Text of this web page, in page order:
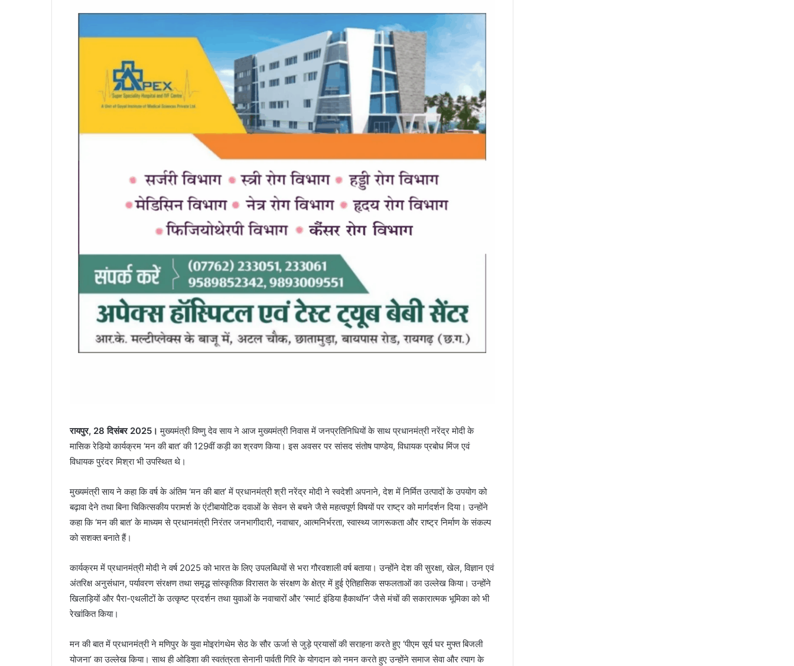
रायपुर, 28 दिसंबर 2025। मुख्यमंत्री विष्णु देव साय ने आज मुख्यमंत्री निवास में जनप्रतिनिधियों के साथ प्रधानमंत्री नरेंद्र मोदी के
मासिक रेडियो कार्यक्रम ‘मन की बात’ की 129वीं कड़ी का श्रवण किया। इस अवसर पर सांसद संतोष पाण्डेय, विधायक प्रबोध मिंज एवं
विधायक पुरंदर मिश्रा भी उपस्थित थे।
मुख्यमंत्री साय ने कहा कि वर्ष के अंतिम ‘मन की बात’ में प्रधानमंत्री श्री नरेंद्र मोदी ने स्वदेशी अपनाने, देश में निर्मित उत्पादों के उपयोग को
बढ़ावा देने तथा बिना चिकित्सकीय परामर्श के एंटीबायोटिक दवाओं के सेवन से बचने जैसे महत्वपूर्ण विषयों पर राष्ट्र को मार्गदर्शन दिया। उन्होंने
कहा कि ‘मन की बात’ के माध्यम से प्रधानमंत्री निरंतर जनभागीदारी, नवाचार, आत्मनिर्भरता, स्वास्थ्य जागरूकता और राष्ट्र निर्माण के संकल्प
को सशक्त बनाते हैं।
कार्यक्रम में प्रधानमंत्री मोदी ने वर्ष 2025 को भारत के लिए उपलब्धियों से भरा गौरवशाली वर्ष बताया। उन्होंने देश की सुरक्षा, खेल, विज्ञान एवं
अंतरिक्ष अनुसंधान, पर्यावरण संरक्षण तथा समृद्ध सांस्कृतिक विरासत के संरक्षण के क्षेत्र में हुई ऐतिहासिक सफलताओं का उल्लेख किया। उन्होंने
खिलाड़ियों और पैरा-एथलीटों के उत्कृष्ट प्रदर्शन तथा युवाओं के नवाचारों और ‘स्मार्ट इंडिया हैकाथॉन’ जैसे मंचों की सकारात्मक भूमिका को भी
रेखांकित किया।
मन की बात में प्रधानमंत्री ने मणिपुर के युवा मोइरांगथेम सेठ के सौर ऊर्जा से जुड़े प्रयासों की सराहना करते हुए ‘पीएम सूर्य घर मुफ्त बिजली
योजना’ का उल्लेख किया। साथ ही ओडिशा की स्वतंत्रता सेनानी पार्वती गिरि के योगदान को नमन करते हुए उन्होंने समाज सेवा और त्याग के